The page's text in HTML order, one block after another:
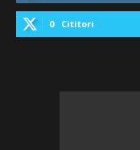
0 Cititori